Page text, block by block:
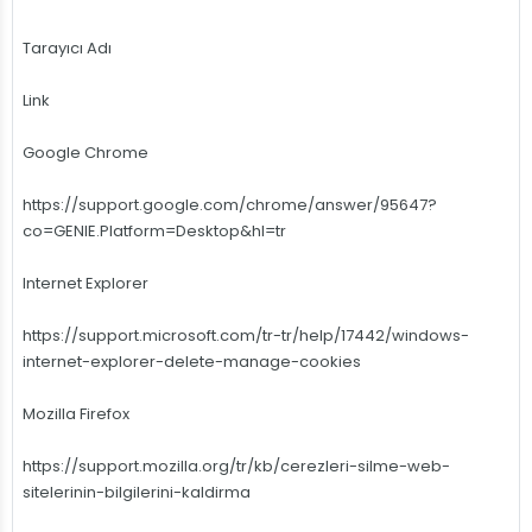
Tarayıcı Adı
Link
Google Chrome
https://support.google.com/chrome/answer/95647?
co=GENIE.Platform=Desktop&hl=tr
Internet Explorer
https://support.microsoft.com/tr-tr/help/17442/windows-
internet-explorer-delete-manage-cookies
Mozilla Firefox
https://support.mozilla.org/tr/kb/cerezleri-silme-web-
sitelerinin-bilgilerini-kaldirma